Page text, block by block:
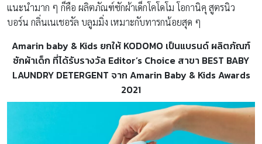
แนะนำมาก ๆ ก็คือ ผลิตภัณฑ์ซักผ้าเด็กโคโดโม โอกานิคุ สูตรนิว
บอร์น กลิ่นเนเชอรัล บลูมมิ่ง เหมาะกับทารกน้อยสุด ๆ
Amarin baby & Kids ยกให้ KODOMO เป็นแบรนด์ ผลิตภัณฑ์
ซักผ้าเด็ก ที่ได้รับรางวัล Editor’s Choice สาขา BEST BABY
LAUNDRY DETERGENT จาก Amarin Baby & Kids Awards
2021